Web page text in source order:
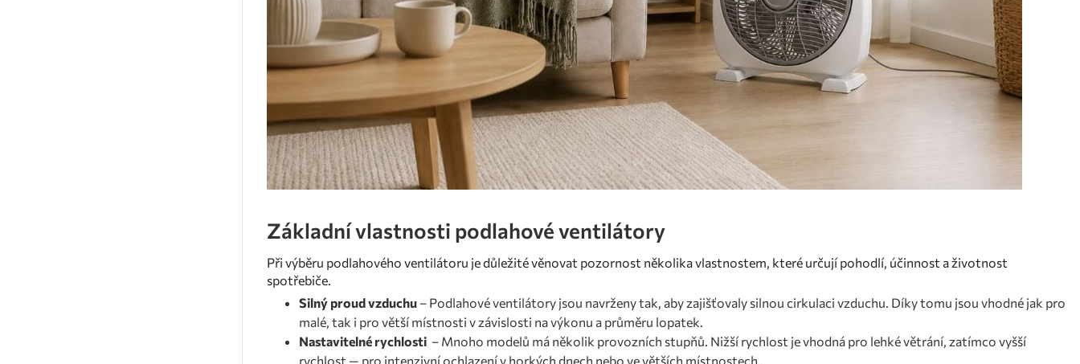
Základní vlastnosti podlahové ventilátory
Při výběru podlahového ventilátoru je důležité věnovat pozornost několika vlastnostem, které určují pohodlí, účinnost a životnost
spotřebiče.
Silný proud vzduchu – Podlahové ventilátory jsou navrženy tak, aby zajišťovaly silnou cirkulaci vzduchu. Díky tomu jsou vhodné jak pro
malé, tak i pro větší místnosti v závislosti na výkonu a průměru lopatek.
Nastavitelné rychlosti – Mnoho modelů má několik provozních stupňů. Nižší rychlost je vhodná pro lehké větrání, zatímco vyšší
rychlost — pro intenzivní ochlazení v horkých dnech nebo ve větších místnostech.